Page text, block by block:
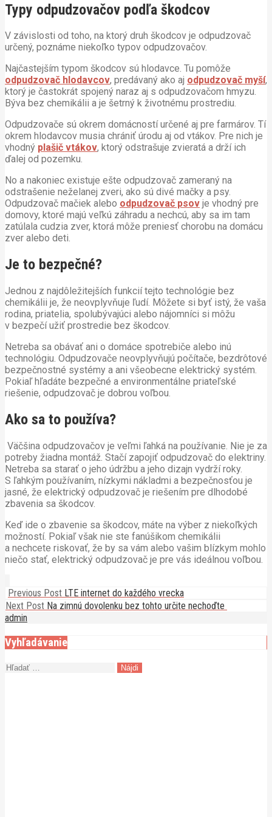
Typy odpudzovačov podľa škodcov
V závislosti od toho, na ktorý druh škodcov je odpudzovač
určený, poznáme niekoľko typov odpudzovačov.
Najčastejším typom škodcov sú hlodavce. Tu pomôže
odpudzovač hlodavcov, predávaný ako aj odpudzovač myší,
ktorý je častokrát spojený naraz aj s odpudzovačom hmyzu.
Býva bez chemikálii a je šetrný k životnému prostrediu.
Odpudzovače sú okrem domácností určené aj pre farmárov. Tí
okrem hlodavcov musia chrániť úrodu aj od vtákov. Pre nich je
vhodný plašič vtákov, ktorý odstrašuje zvieratá a drží ich
ďalej od pozemku.
No a nakoniec existuje ešte odpudzovač zameraný na
odstrašenie neželanej zveri, ako sú divé mačky a psy.
Odpudzovač mačiek alebo odpudzovač psov je vhodný pre
domovy, ktoré majú veľkú záhradu a nechcú, aby sa im tam
zatúlala cudzia zver, ktorá môže preniesť chorobu na domácu
zver alebo deti.
Je to bezpečné?
Jednou z najdôležitejších funkcií tejto technológie bez
chemikálii je, že neovplyvňuje ľudí. Môžete si byť istý, že vaša
rodina, priatelia, spolubývajúci alebo nájomníci si môžu
v bezpečí užiť prostredie bez škodcov.
Netreba sa obávať ani o domáce spotrebiče alebo inú
technológiu. Odpudzovače neovplyvňujú počítače, bezdrôtové
bezpečnostné systémy a ani všeobecne elektrický systém.
Pokiaľ hľadáte bezpečné a environmentálne priateľské
riešenie, odpudzovač je dobrou voľbou.
Ako sa to používa?
Väčšina odpudzovačov je veľmi ľahká na používanie. Nie je za
potreby žiadna montáž. Stačí zapojiť odpudzovač do elektriny.
Netreba sa starať o jeho údržbu a jeho dizajn vydrží roky.
S ľahkým používaním, nízkymi nákladmi a bezpečnosťou je
jasné, že elektrický odpudzovač je riešením pre dlhodobé
zbavenia sa škodcov.
Keď ide o zbavenie sa škodcov, máte na výber z niekoľkých
možností. Pokiaľ však nie ste fanúšikom chemikálii
a nechcete riskovať, že by sa vám alebo vašim blízkym mohlo
niečo stať, elektrický odpudzovač je pre vás ideálnou voľbou.
Previous Post LTE internet do každého vrecka
Next Post Na zimnú dovolenku bez tohto určite nechoďte
admin
Vyhľadávanie
Hľadať: